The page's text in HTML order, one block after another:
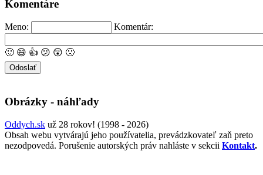
Komentáre
Meno: Komentár:
🙂 😄 👍 😕 😲 🙁
Obrázky - náhľady
Oddych.sk už 28 rokov! (1998 - 2026)
Obsah webu vytvárajú jeho používatelia, prevádzkovateľ zaň preto
nezodpovedá. Porušenie autorských práv nahláste v sekcii Kontakt.